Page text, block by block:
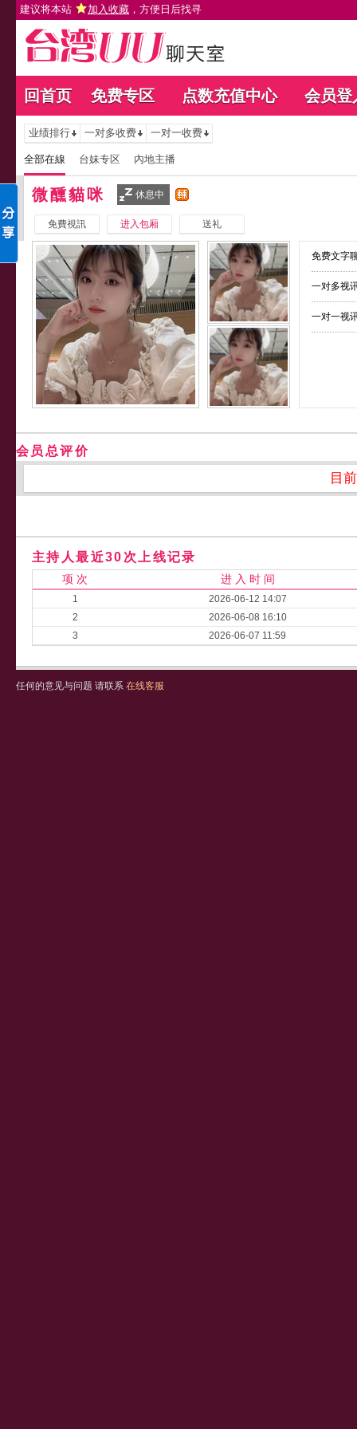
建议将本站 加入收藏 ，方便日后找寻
回首页 免费专区 点数充值中心 会员登
业绩排行 一对多收费 一对一收费
全部在線 台妹专区 內地主播
微醺貓咪 休息中
免費視訊 进入包厢 送礼
免费文字
一对多视
一对一视
会员总评价
目
主持人最近30次上线记录
项 次 进 入 时 间
1
2026-06-12 14:07
2
2026-06-08 16:10
3
2026-06-07 11:59
任何的意见与问题 请联系 在线客服